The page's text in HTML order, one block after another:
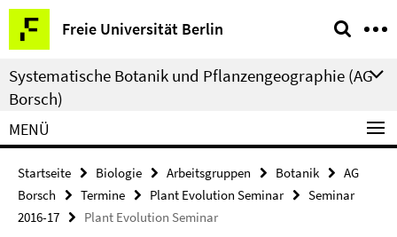
Springe
direkt
zu
Inhalt
Freie Universität Berlin
Service-
Navigation
Systematische Botanik und Pflanzengeographie (AG
Borsch)
MENÜ
Startseite Biologie Arbeitsgruppen Botanik
AG
Borsch
Termine Plant Evolution Seminar
Seminar
2016-17
Plant Evolution Seminar